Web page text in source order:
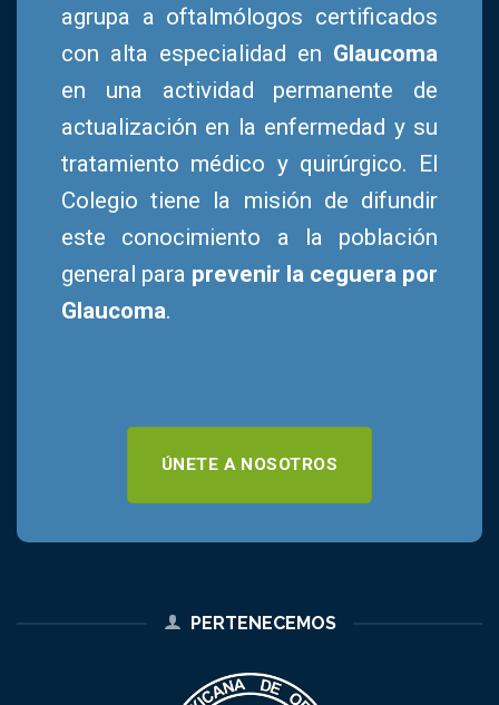
agrupa a oftalmólogos certificados
con alta especialidad en Glaucoma
en una actividad permanente de
actualización en la enfermedad y su
tratamiento médico y quirúrgico. El
Colegio tiene la misión de difundir
este conocimiento a la población
general para prevenir la ceguera por
Glaucoma.
ÚNETE A NOSOTROS
PERTENECEMOS